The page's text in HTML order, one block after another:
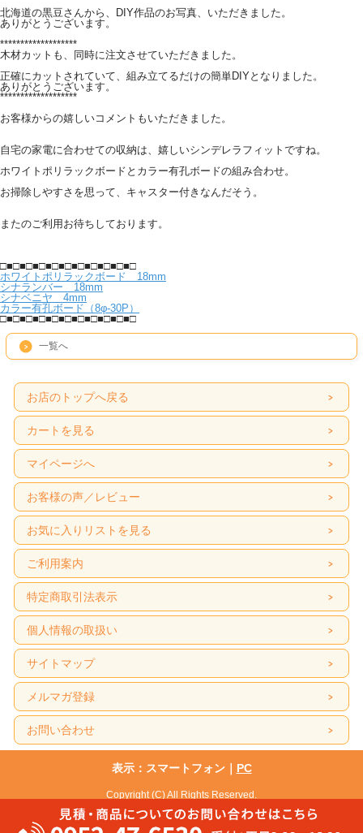
北海道の黒豆さんから、DIY作品のお写真、いただきました。
ありがとうございます。
*******************
木材カットも、同時に注文させていただきました。
正確にカットされていて、組み立てるだけの簡単DIYとなりました。
ありがとうございます。
*******************
お客様からの嬉しいコメントもいただきました。
自宅の家電に合わせての収納は、嬉しいシンデレラフィットですね。
ホワイトポリラックボードとカラー有孔ボードの組み合わせ。
お掃除しやすさを思って、キャスター付きなんだそう。
またのご利用お待ちしております。
□■□■□■□■□■□■□■□■□■□■□
ホワイトポリラックボード 18mm
シナランバー 18mm
シナベニヤ 4mm
カラー有孔ボード（8φ-30P）
□■□■□■□■□■□■□■□■□■□■□
一覧へ
お店のトップへ戻る
カートを見る
マイページへ
お客様の声／レビュー
お気に入りリストを見る
ご利用案内
特定商取引法表示
個人情報の取扱い
サイトマップ
メルマガ登録
お問い合わせ
表示：スマートフォン｜ PC
Copyright (C) All Rights Reserved.